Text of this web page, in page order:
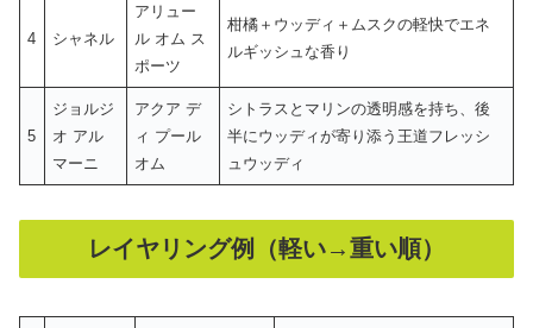
4 シャネル
アリュー
ル オム ス
ポーツ
柑橘＋ウッディ＋ムスクの軽快でエネ
ルギッシュな香り
5
ジョルジ
オ アル
マーニ
アクア デ
ィ プール
オム
シトラスとマリンの透明感を持ち、後
半にウッディが寄り添う王道フレッシ
ュウッディ
レイヤリング例（軽い→重い順）